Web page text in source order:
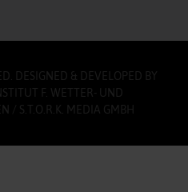
DESIGNED & DEVELOPED BY
F. WETTER- UND
/ S.T.O.R.K. MEDIA GMBH